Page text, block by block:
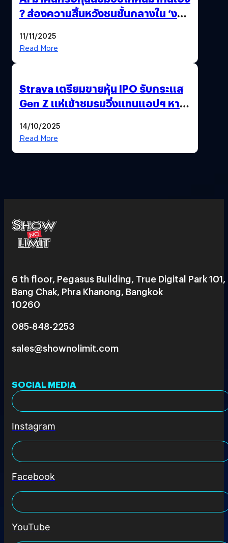
? ส่องความสิ้นหวังชนชั้นกลางใน ‘งาน
11/11/2025
Read More
Strava เตรียมขายหุ้น IPO รับกระแส
Gen Z แห่เข้าชมรมวิ่งแทนแอปฯ หาคู่
14/10/2025
Read More
6 th floor, Pegasus Building, True Digital Park 101,
Bang Chak, Phra Khanong, Bangkok
10260
085-848-2253
sales@shownolimit.com
SOCIAL MEDIA
Instagram
Facebook
YouTube